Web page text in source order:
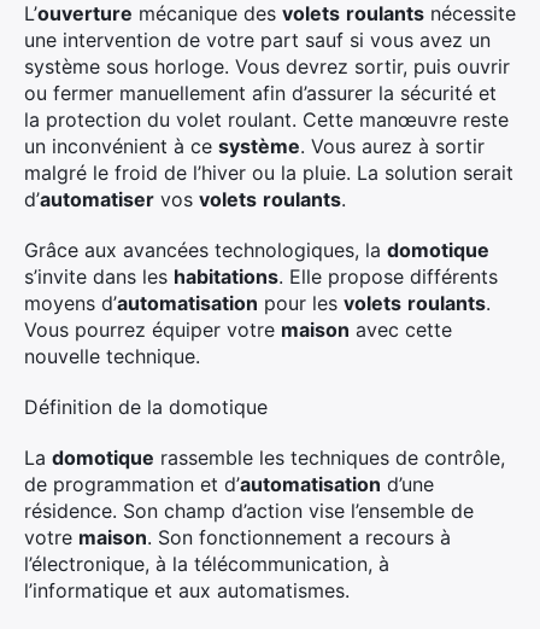
L’ouverture mécanique des volets roulants nécessite
une intervention de votre part sauf si vous avez un
système sous horloge. Vous devrez sortir, puis ouvrir
ou fermer manuellement afin d’assurer la sécurité et
la protection du volet roulant. Cette manœuvre reste
un inconvénient à ce système. Vous aurez à sortir
malgré le froid de l’hiver ou la pluie. La solution serait
d’automatiser vos volets roulants.
Grâce aux avancées technologiques, la domotique
s’invite dans les habitations. Elle propose différents
moyens d’automatisation pour les volets roulants.
Vous pourrez équiper votre maison avec cette
nouvelle technique.
Définition de la domotique
La domotique rassemble les techniques de contrôle,
de programmation et d’automatisation d’une
résidence. Son champ d’action vise l’ensemble de
votre maison. Son fonctionnement a recours à
l’électronique, à la télécommunication, à
l’informatique et aux automatismes.